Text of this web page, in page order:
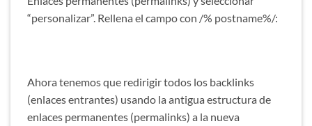
“personalizar”. Rellena el campo con /% postname%/:
Ahora tenemos que redirigir todos los backlinks
(enlaces entrantes) usando la antigua estructura de
enlaces permanentes (permalinks) a la nueva